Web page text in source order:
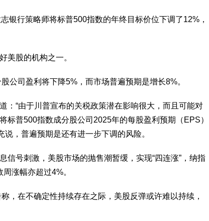
银行策略师将标普500指数的年终目标价位下调了12%，
美股的机构之一。
公司盈利将下降5%，而市场普遍预期是增长8%。
：“由于川普宣布的关税政策潜在影响很大，而且可能对
标普500指数成分股公司2025年的每股盈利预期（EPS）
，普遍预期是还有进一步下调的风险。
信号刺激，美股市场的抛售潮暂缓，实现“四连涨”，纳指
涨幅亦超过4%。
，在不确定性持续存在之际，美股反弹或许难以持续，